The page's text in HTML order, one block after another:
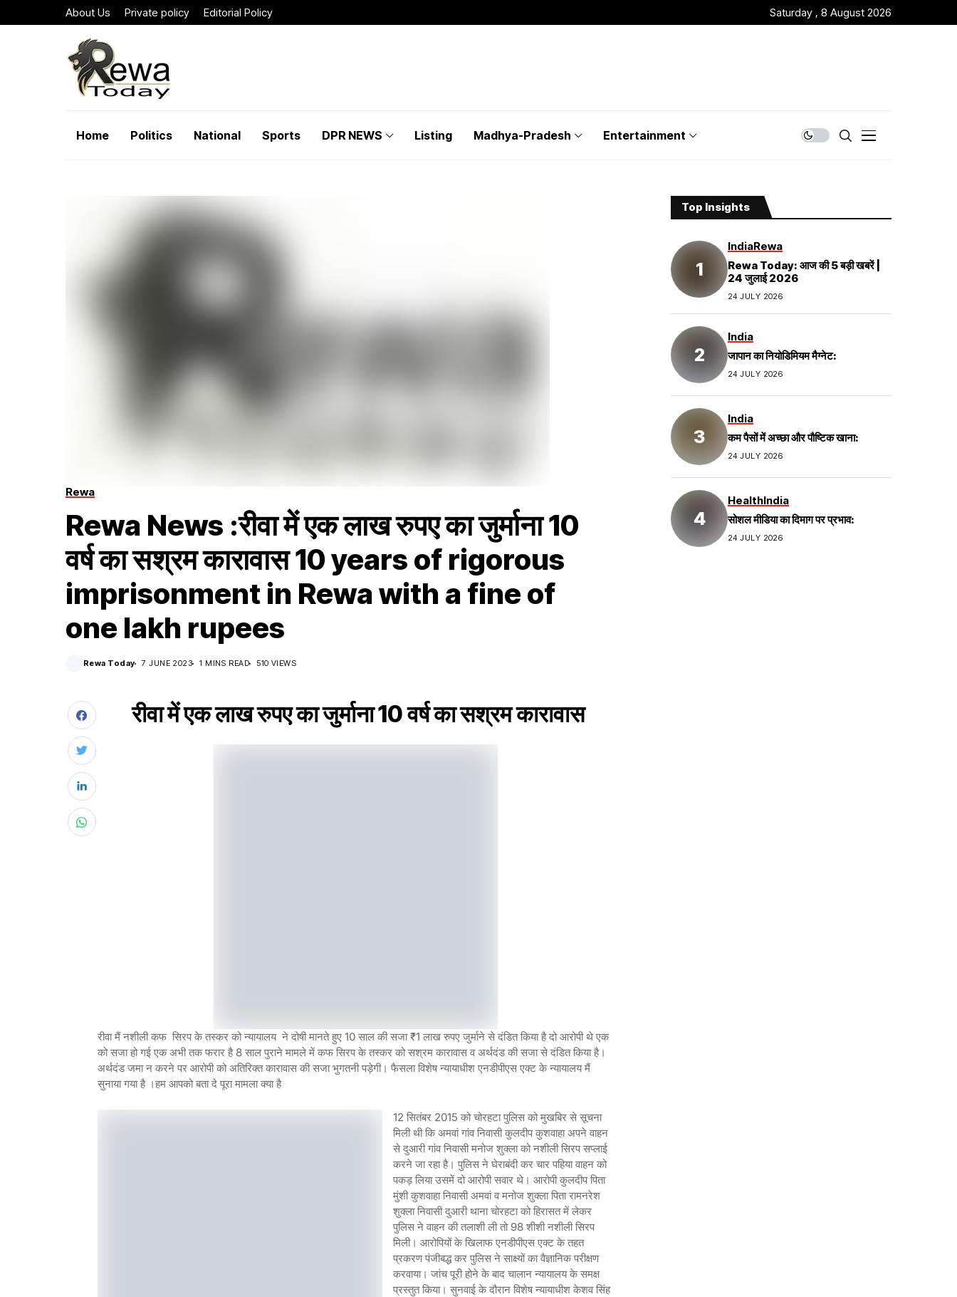
About Us Private policy Editorial Policy Saturday , 8 August 2026
Home Politics National Sports DPR NEWS Listing Madhya-Pradesh Entertainment
Rewa
Rewa News :रीवा में एक लाख रुपए का जुर्माना 10
वर्ष का सश्रम कारावास 10 years of rigorous
imprisonment in Rewa with a fine of
one lakh rupees
Rewa Today 7 JUNE 2023 1 MINS READ 510 VIEWS
रीवा में एक लाख रुपए का जुर्माना 10 वर्ष का सश्रम कारावास
रीवा मैं नशीली कफ सिरप के तस्कर को न्यायालय ने दोषी मानते हुए 10 साल की सजा ₹1 लाख रुपए जुर्माने से दंडित किया है दो आरोपी थे एक
को सजा हो गई एक अभी तक फरार है 8 साल पुराने मामले में कफ सिरप के तस्कर को सश्रम कारावास व अर्थदंड की सजा से दंडित किया है।
अर्थदंड जमा न करने पर आरोपी को अतिरिक्त कारावास की सजा भुगतनी पड़ेगी। फैसला विशेष न्यायाधीश एनडीपीएस एक्ट के न्यायालय मैं
सुनाया गया है ।हम आपको बता दे पूरा मामला क्या है
12 सितंबर 2015 को चोरहटा पुलिस को मुखबिर से सूचना
मिली थी कि अमवां गांव निवासी कुलदीप कुशवाहा अपने वाहन
से दुआरी गांव निवासी मनोज शुक्ला को नशीली सिरप सप्लाई
करने जा रहा है। पुलिस ने घेराबंदी कर चार पहिया वाहन को
पकड़ लिया उसमें दो आरोपी सवार थे। आरोपी कुलदीप पिता
मुंशी कुशवाहा निवासी अमवां व मनोज शुक्ला पिता रामनरेश
शुक्ला निवासी दुआरी थाना चोरहटा को हिरासत में लेकर
पुलिस ने वाहन की तलाशी ली तो 98 शीशी नशीली सिरप
मिली। आरोपियों के खिलाफ एनडीपीएस एक्ट के तहत
प्रकरण पंजीबद्ध कर पुलिस ने साक्ष्यों का वैज्ञानिक परीक्षण
करवाया। जांच पूरी होने के बाद चालान न्यायालय के समक्ष
प्रस्तुत किया। सुनवाई के दौरान विशेष न्यायाधीश केशव सिंह
Top Insights
IndiaRewa
Rewa Today: आज की 5 बड़ी खबरें |
24 जुलाई 2026
24 JULY 2026
India
जापान का नियोडिमियम मैग्नेट:
24 JULY 2026
India
कम पैसों में अच्छा और पौष्टिक खाना:
24 JULY 2026
HealthIndia
सोशल मीडिया का दिमाग पर प्रभाव:
24 JULY 2026